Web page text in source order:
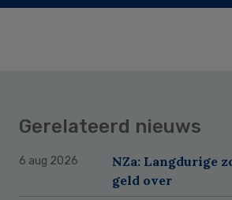
Gerelateerd nieuws
6 aug 2026
NZa: Langdurige
geld over